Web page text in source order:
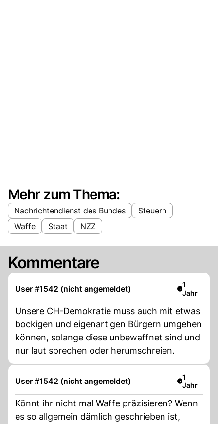
Mehr zum Thema:
Nachrichtendienst des Bundes
Steuern
Waffe
Staat NZZ
Kommentare
User #1542 (nicht angemeldet) Artikel
1
Jahr
Unsere CH-Demokratie muss auch mit etwas
bockigen und eigenartigen Bürgern umgehen
können, solange diese unbewaffnet sind und
nur laut sprechen oder herumschreien.
User #1542 (nicht angemeldet) Artikel
1
Jahr
Könnt ihr nicht mal Waffe präzisieren? Wenn
es so allgemein dämlich geschrieben ist,